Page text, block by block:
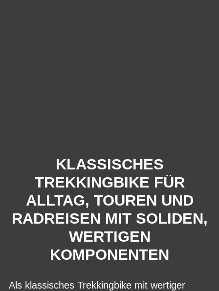
KLASSISCHES
TREKKINGBIKE FÜR
ALLTAG, TOUREN UND
RADREISEN MIT SOLIDEN,
WERTIGEN
KOMPONENTEN
Als klassisches Trekkingbike mit wertiger